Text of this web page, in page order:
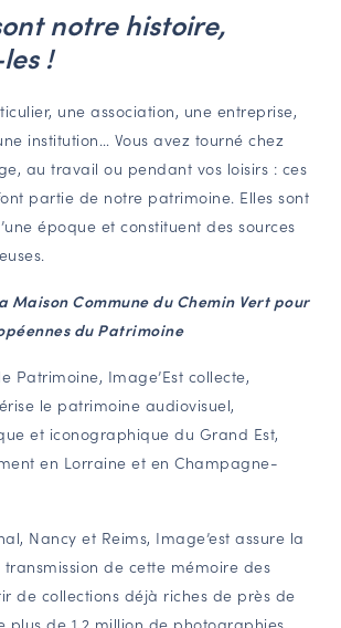
FILTRÉE « ACTEURS »
et Patrimoines de la Région Grand Est
et de patrimoine
notre histoire,
!
une association, une entreprise,
institution… Vous avez tourné chez
au travail ou pendant vos loisirs : ces
partie de notre patrimoine. Elles sont
époque et constituent des sources
Maison Commune du Chemin Vert pour
du Patrimoine
Patrimoine, Image’Est collecte,
le patrimoine audiovisuel,
et iconographique du Grand Est,
en Lorraine et en Champagne-
Nancy et Reims, Image’est assure la
de cette mémoire des
de collections déjà riches de près de
plus de 1,2 million de photographies.